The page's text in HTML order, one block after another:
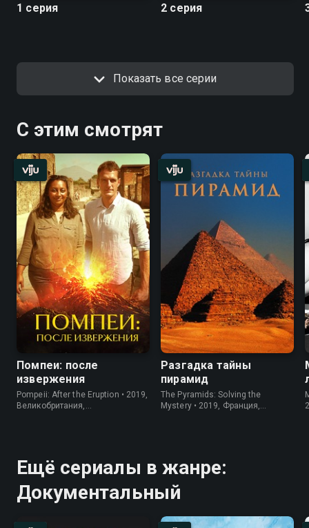
1 серия 2 серия
Показать все серии
С этим смотрят
Помпеи: после
извержения
Pompeii: After the Eruption • 2019,
Великобритания,
Разгадка тайны
пирамид
The Pyramids: Solving the
Mystery • 2019, Франция,
Ещё сериалы в жанре:
Документальный